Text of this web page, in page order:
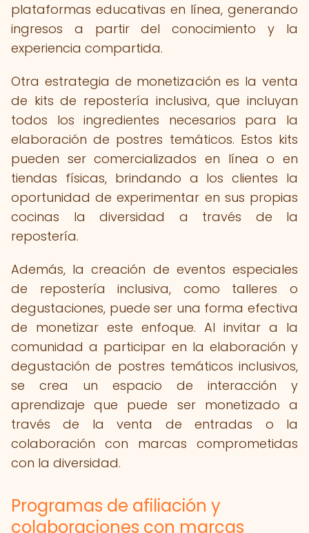
plataformas educativas en línea, generando
ingresos a partir del conocimiento y la
experiencia compartida.
Otra estrategia de monetización es la venta
de kits de repostería inclusiva, que incluyan
todos los ingredientes necesarios para la
elaboración de postres temáticos. Estos kits
pueden ser comercializados en línea o en
tiendas físicas, brindando a los clientes la
oportunidad de experimentar en sus propias
cocinas la diversidad a través de la
repostería.
Además, la creación de eventos especiales
de repostería inclusiva, como talleres o
degustaciones, puede ser una forma efectiva
de monetizar este enfoque. Al invitar a la
comunidad a participar en la elaboración y
degustación de postres temáticos inclusivos,
se crea un espacio de interacción y
aprendizaje que puede ser monetizado a
través de la venta de entradas o la
colaboración con marcas comprometidas
con la diversidad.
Programas de afiliación y
colaboraciones con marcas